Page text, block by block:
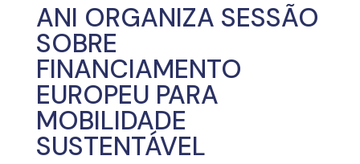
ANI ORGANIZA SESSÃO
SOBRE
FINANCIAMENTO
EUROPEU PARA
MOBILIDADE
SUSTENTÁVEL